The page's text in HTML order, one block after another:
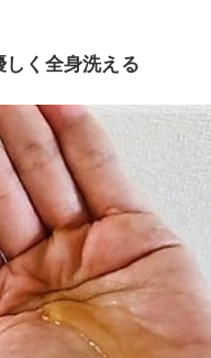
く全身洗える